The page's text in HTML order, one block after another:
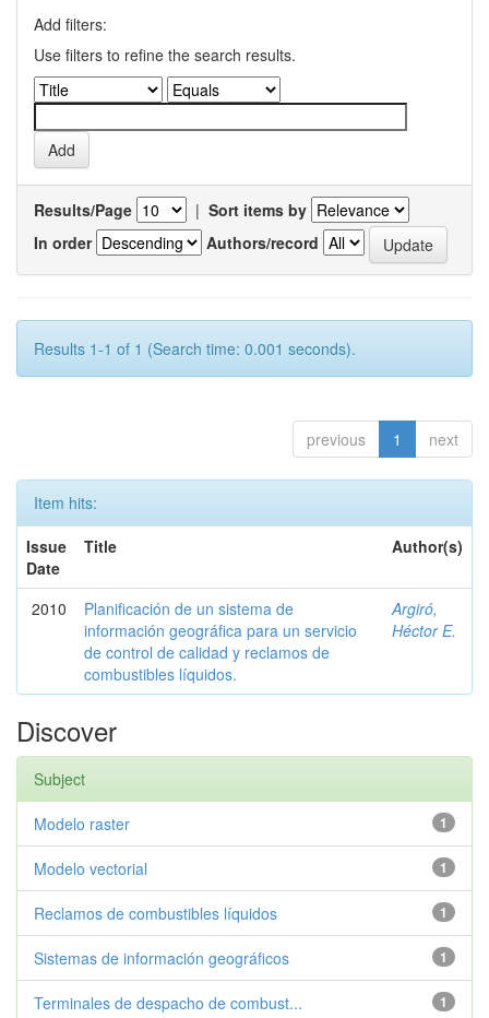
Add filters:
Use filters to refine the search results.
Results/Page | Sort items by
In order
Authors/record
Results 1-1 of 1 (Search time: 0.001 seconds).
previous 1 next
Item hits:
Issue
Date
Title Author(s)
2010
Planificación de un sistema de
información geográfica para un servicio
de control de calidad y reclamos de
combustibles líquidos.
Argiró,
Héctor E.
Discover
Subject
1
Modelo raster
1
Modelo vectorial
1
Reclamos de combustibles líquidos
1
Sistemas de información geográficos
1
Terminales de despacho de combust...